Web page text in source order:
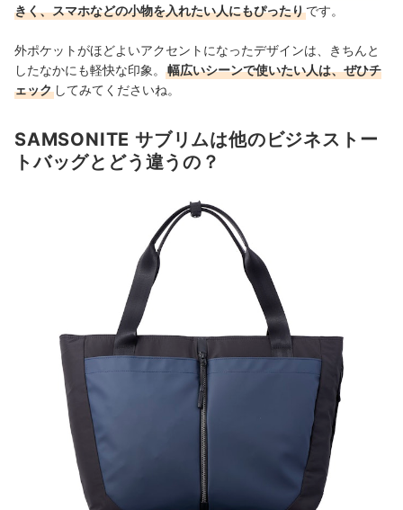
きく、スマホなどの小物を入れたい人にもぴったりです。
外ポケットがほどよいアクセントになったデザインは、きちんと
したなかにも軽快な印象。
幅広いシーンで使いたい人は、ぜひチ
ェック してみてくださいね。
SAMSONITE サブリムは他のビジネストー
トバッグとどう違うの？